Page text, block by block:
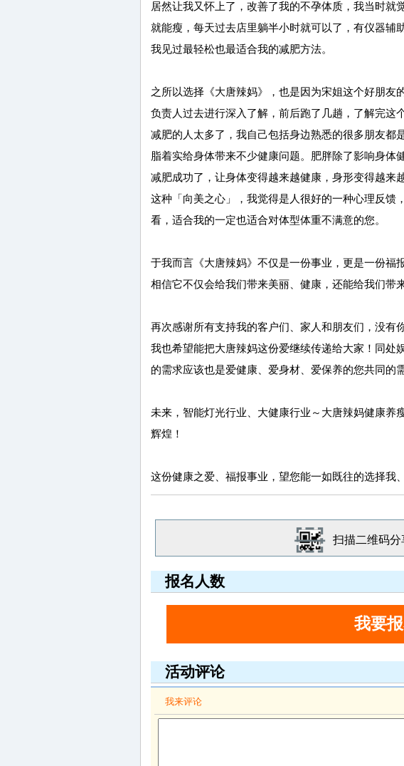
居然让我又怀上了，改善了我的不孕体质，我当时就
就能瘦，每天过去店里躺半小时就可以了，有仪器辅
我见过最轻松也最适合我的减肥方法。
之所以选择《大唐辣妈》，也是因为宋姐这个好朋友
负责人过去进行深入了解，前后跑了几趟，了解完这
减肥的人太多了，我自己包括身边熟悉的很多朋友都
脂着实给身体带来不少健康问题。肥胖除了影响身体
减肥成功了，让身体变得越来越健康，身形变得越来
这种「向美之心」，我觉得是人很好的一种心理反馈
看，适合我的一定也适合对体型体重不满意的您。
于我而言《大唐辣妈》不仅是一份事业，更是一份福
相信它不仅会给我们带来美丽、健康，还能给我们带
再次感谢所有支持我的客户们、家人和朋友们，没有
我也希望能把大唐辣妈这份爱继续传递给大家！同处
的需求应该也是爱健康、爱身材、爱保养的您共同的
未来，智能灯光行业、大健康行业～大唐辣妈健康养
辉煌！
这份健康之爱、福报事业，望您能一如既往的选择我
扫描二维码
报名人数
我要
活动评论
我来评论